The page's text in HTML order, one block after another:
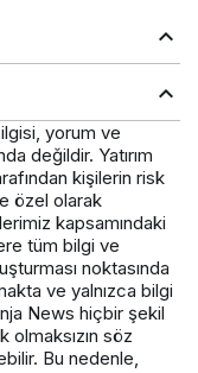
yorum ve
değildir. Yatırım
kişilerin risk
özel olarak
kapsamındaki
tüm bilgi ve
noktasında
ve yalnızca bilgi
News hiçbir şekil
söz
Bu nedenle,